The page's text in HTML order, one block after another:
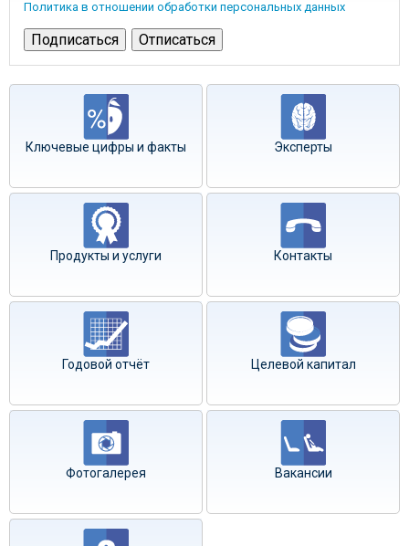
Политика в отношении обработки персональных данных
Ключевые цифры и факты Эксперты
Продукты и услуги Контакты
Годовой отчёт Целевой капитал
Фотогалерея Вакансии